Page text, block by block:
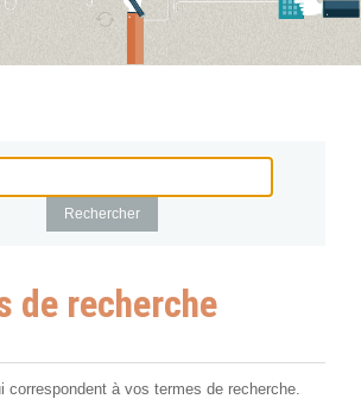
de recherche
correspondent à vos termes de recherche.